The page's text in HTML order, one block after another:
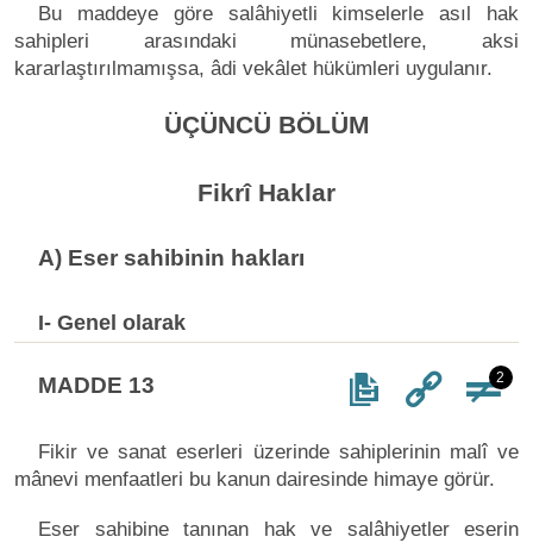
Bu maddeye göre salâhiyetli kimselerle asıl hak
sahipleri arasındaki münasebetlere, aksi
kararlaştırılmamışsa, âdi vekâlet hükümleri uygulanır.
ÜÇÜNCÜ BÖLÜM
Fikrî Haklar
A) Eser sahibinin hakları
I- Genel olarak
MADDE 13 2
Fikir ve sanat eserleri üzerinde sahiplerinin malî ve
mânevi menfaatleri bu kanun dairesinde himaye görür.
Eser sahibine tanınan hak ve salâhiyetler eserin